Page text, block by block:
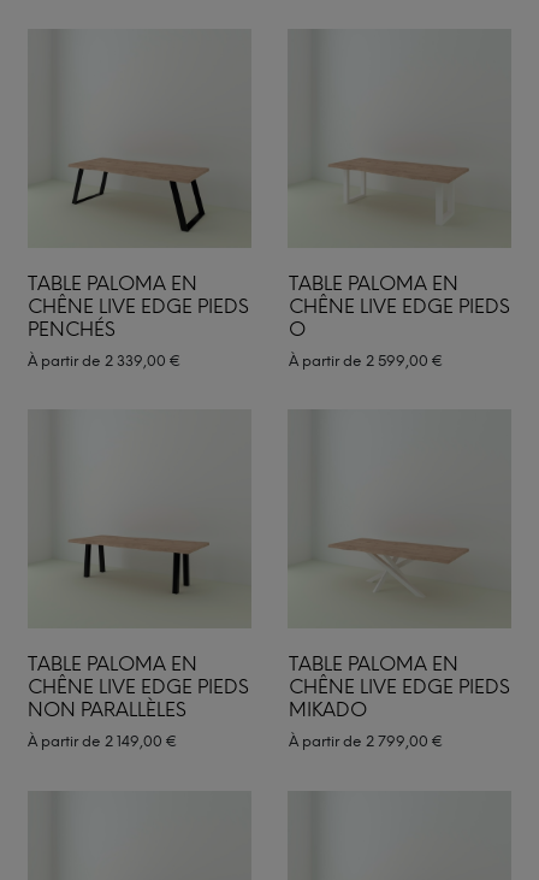
TABLE PALOMA EN
CHÊNE LIVE EDGE PIEDS
PENCHÉS
À partir de 2 339,00 €
TABLE PALOMA EN
CHÊNE LIVE EDGE PIEDS
O
À partir de 2 599,00 €
TABLE PALOMA EN
CHÊNE LIVE EDGE PIEDS
NON PARALLÈLES
À partir de 2 149,00 €
TABLE PALOMA EN
CHÊNE LIVE EDGE PIEDS
MIKADO
À partir de 2 799,00 €